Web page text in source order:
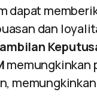
dapat
dan
memungkinkan